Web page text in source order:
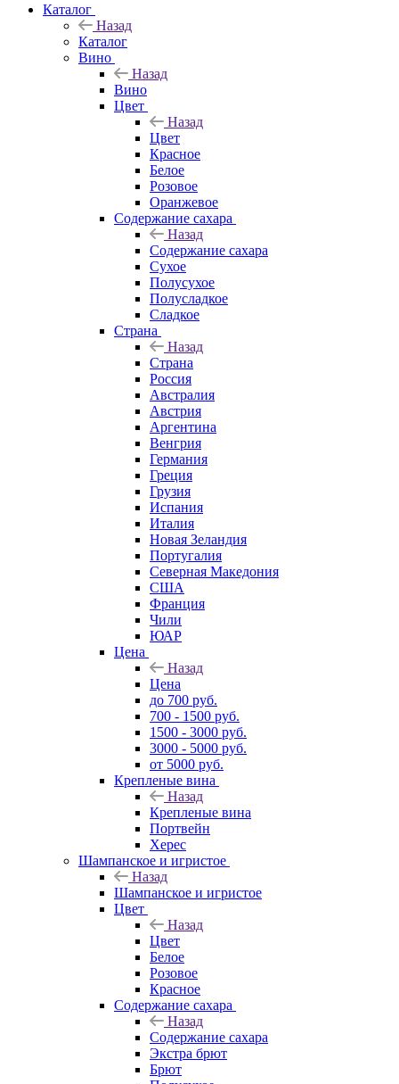
Каталог
Назад
Каталог
Вино
Назад
Вино
Цвет
Назад
Цвет
Красное
Белое
Розовое
Оранжевое
Содержание сахара
Назад
Содержание сахара
Сухое
Полусухое
Полусладкое
Сладкое
Страна
Назад
Страна
Россия
Австралия
Австрия
Аргентина
Венгрия
Германия
Греция
Грузия
Испания
Италия
Новая Зеландия
Португалия
Северная Македония
США
Франция
Чили
ЮАР
Цена
Назад
Цена
до 700 руб.
700 - 1500 руб.
1500 - 3000 руб.
3000 - 5000 руб.
от 5000 руб.
Крепленые вина
Назад
Крепленые вина
Портвейн
Херес
Шампанское и игристое
Назад
Шампанское и игристое
Цвет
Назад
Цвет
Белое
Розовое
Красное
Содержание сахара
Назад
Содержание сахара
Экстра брют
Брют